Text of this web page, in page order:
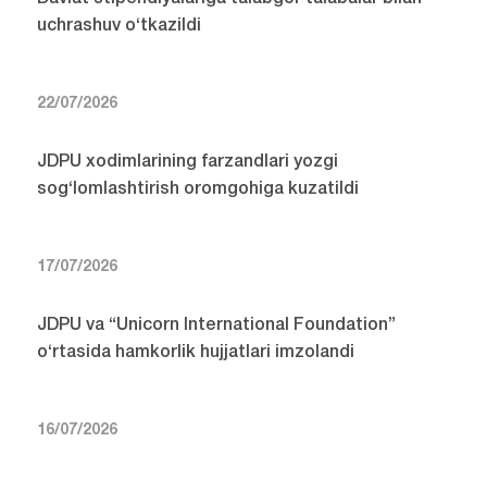
uchrashuv o‘tkazildi
22/07/2026
JDPU xodimlarining farzandlari yozgi
sog‘lomlashtirish oromgohiga kuzatildi
17/07/2026
JDPU va “Unicorn International Foundation”
o‘rtasida hamkorlik hujjatlari imzolandi
16/07/2026